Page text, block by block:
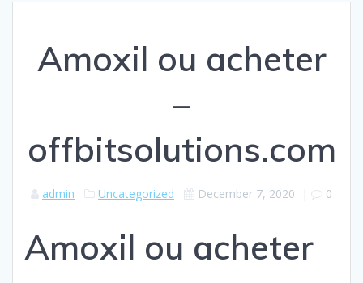
Amoxil ou acheter
–
offbitsolutions.com
admin Uncategorized December 7, 2020 | 0
Amoxil ou acheter